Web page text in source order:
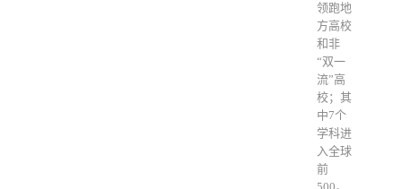
领跑地
方高校
和非
“双一
流”高
校；其
中7个
学科进
入全球
前